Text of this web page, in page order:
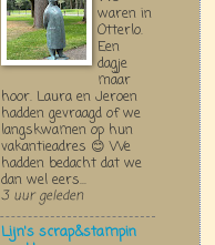
waren in
Otterlo.
Een
dagje
maar
hoor. Laura en Jeroen
hadden gevraagd of we
langskwamen op hun
vakantieadres 😊 We
hadden bedacht dat we
dan wel eers...
3 uur geleden
Lijn's scrap&stampin